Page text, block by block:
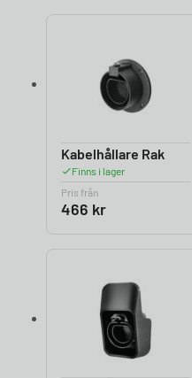
Kabelhållare Rak
Finns i lager
Pris från
466 kr